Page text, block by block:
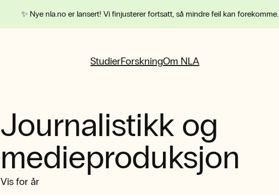
✨ Nye nla.no er lansert! Vi finjusterer fortsatt, så mindre feil kan forekomme.
StudierForskningOm NLA
Journalistikk og
medieproduksjon
Vis for år